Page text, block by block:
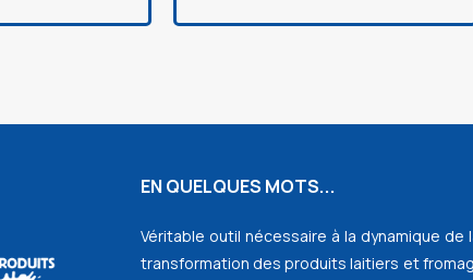
EN QUELQUES MOTS...
Véritable outil nécessaire à la dynamique
transformation des produits laitiers et